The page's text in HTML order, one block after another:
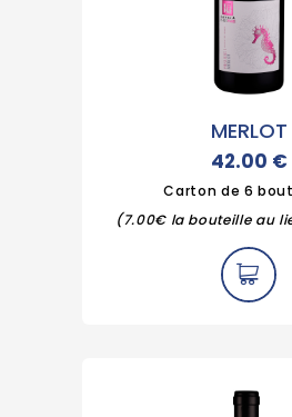
MERLOT
42.00 €
Carton de 6
(7.00€ la bouteille au